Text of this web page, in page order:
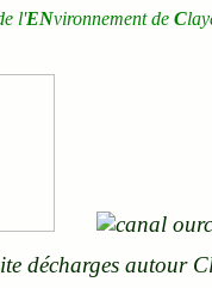
l'ENvironnement de C